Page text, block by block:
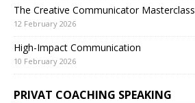
The Creative Communicator Masterclass
12 February 2026
High-Impact Communication
10 February 2026
PRIVAT COACHING SPEAKING